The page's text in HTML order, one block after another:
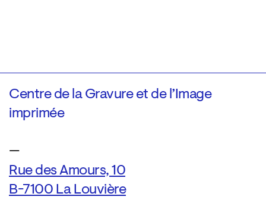
Centre de la Gravure et de l’Image
imprimée
—
Rue des Amours, 10
B-7100 La Louvière